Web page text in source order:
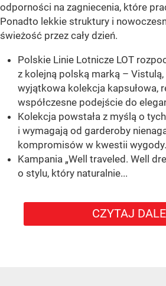
odporności na zagniecenia, które
Ponadto lekkie struktury i
świeżość przez cały dzień.
Polskie Linie Lotnicze LOT
z kolejną polską marką –
wyjątkowa kolekcja kapsułowa,
współczesne podejście do
Kolekcja powstała z myślą o
i wymagają od garderoby
kompromisów w kwestii wygody.
Kampania „Well traveled. Well
o stylu, który naturalnie...
CZYTAJ